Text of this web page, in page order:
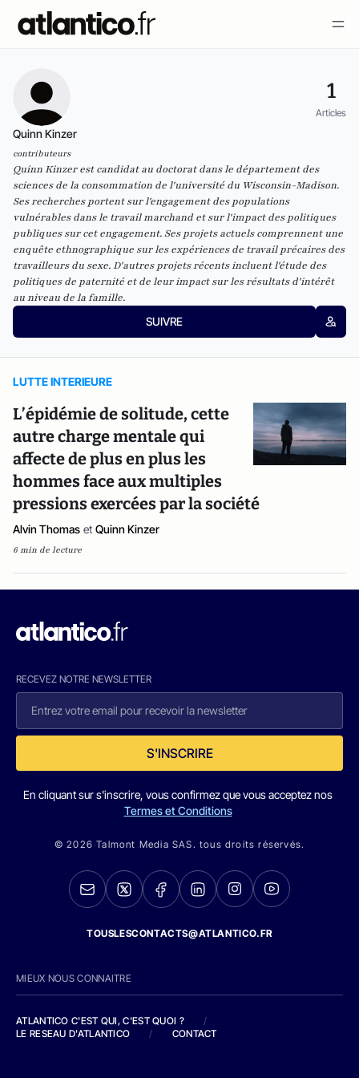
1
Articles
Quinn Kinzer
contributeurs
Quinn Kinzer est candidat au doctorat dans le département des
sciences de la consommation de l'université du Wisconsin-Madison.
Ses recherches portent sur l'engagement des populations
vulnérables dans le travail marchand et sur l'impact des politiques
publiques sur cet engagement. Ses projets actuels comprennent une
enquête ethnographique sur les expériences de travail précaires des
travailleurs du sexe. D'autres projets récents incluent l'étude des
politiques de paternité et de leur impact sur les résultats d'intérêt
au niveau de la famille.
SUIVRE
LUTTE INTERIEURE
L’épidémie de solitude, cette
autre charge mentale qui
affecte de plus en plus les
hommes face aux multiples
pressions exercées par la société
Alvin Thomas et Quinn Kinzer
6 min de lecture
RECEVEZ NOTRE NEWSLETTER
S'INSCRIRE
En cliquant sur s'inscrire, vous confirmez que vous acceptez nos
Termes et Conditions
© 2026 Talmont Media SAS. tous droits réservés.
TOUSLESCONTACTS@ATLANTICO.FR
MIEUX NOUS CONNAITRE
ATLANTICO C'EST QUI, C'EST QUOI ?
/
LE RESEAU D'ATLANTICO
/ CONTACT